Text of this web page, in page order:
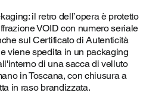
il retro dell’opera è protetto
VOID con numero seriale
sul Certificato di Autenticità
viene spedita in un packaging
di una sacca di velluto
in Toscana, con chiusura a
in raso brandizzata.